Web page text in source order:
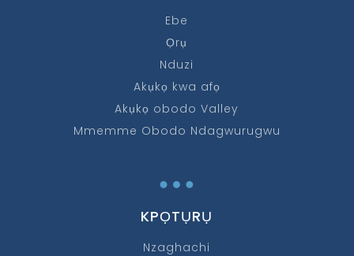
Ebe
Ọrụ
Nduzi
Akụkọ kwa afọ
Akụkọ obodo Valley
Mmemme Obodo Ndagwurugwu
…
KPỌTỤRỤ
Nzaghachi